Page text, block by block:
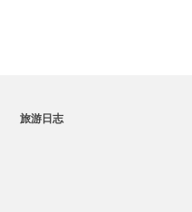
旅游日志